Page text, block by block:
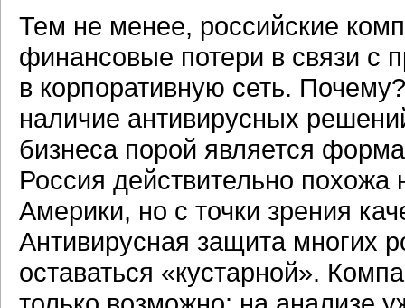
Тем не менее, российские
финансовые потери в связи с
в корпоративную сеть.
наличие антивирусных
бизнеса порой является
Россия действительно
Америки, но с точки зрения
Антивирусная защита многих
оставаться «кустарной».